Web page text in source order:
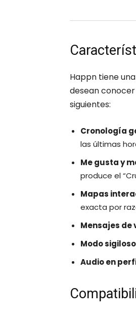
Happn tiene
desean
siguientes:
Cronología
las últimas
Me gusta y
produce el
Mapas
exacta por
Mensajes de
Modo sigiloso
Audio en